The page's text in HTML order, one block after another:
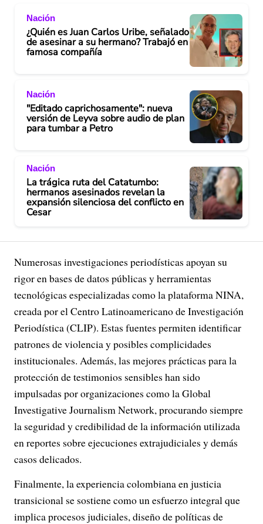
d
o
Nación
¿Quién es Juan Carlos Uribe, señalado
de asesinar a su hermano? Trabajó en
famosa compañía
Nación
"Editado caprichosamente": nueva
versión de Leyva sobre audio de plan
para tumbar a Petro
Nación
La trágica ruta del Catatumbo:
hermanos asesinados revelan la
expansión silenciosa del conflicto en
Cesar
Numerosas investigaciones periodísticas apoyan su
rigor en bases de datos públicas y herramientas
tecnológicas especializadas como la plataforma NINA,
creada por el Centro Latinoamericano de Investigación
Periodística (CLIP). Estas fuentes permiten identificar
patrones de violencia y posibles complicidades
institucionales. Además, las mejores prácticas para la
protección de testimonios sensibles han sido
impulsadas por organizaciones como la Global
Investigative Journalism Network, procurando siempre
la seguridad y credibilidad de la información utilizada
en reportes sobre ejecuciones extrajudiciales y demás
casos delicados.
Finalmente, la experiencia colombiana en justicia
transicional se sostiene como un esfuerzo integral que
implica procesos judiciales, diseño de políticas de